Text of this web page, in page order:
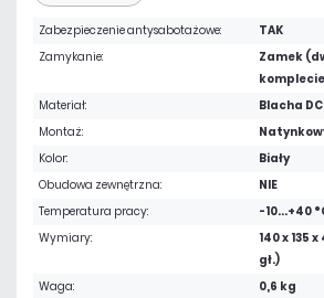
Zabezpieczenie antysabotażowe:
TAK
Zamykanie:
Zamek
Materiał:
Blacha
Montaż:
Kolor:
Biały
Obudowa zewnętrzna:
NIE
Temperatura pracy:
-10...+40
Wymiary:
140 x 135
gł.)
Waga:
0,6 kg